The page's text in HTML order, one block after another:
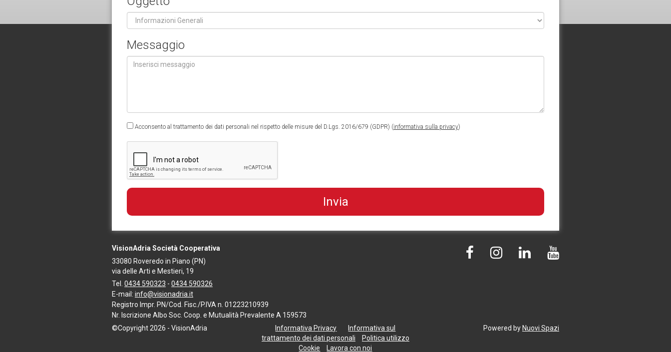
Messaggio
Acconsento al trattamento dei dati personali nel rispetto delle misure del D.Lgs. 2016/679 (GDPR) (informativa sulla privacy)
VisionAdria Società Cooperativa
33080 Roveredo in Piano (PN)
via delle Arti e Mestieri, 19
Tel. 0434 590323 - 0434 590326
E-mail: info@visionadria.it
Registro Impr. PN/Cod. Fisc./P.IVA n. 01223210939
Nr. Iscrizione Albo Soc. Coop. e Mutualità Prevalente A 159573
©Copyright 2026 - VisionAdria
Informativa Privacy
Informativa sul
trattamento dei dati personali
Politica utilizzo
Cookie
Lavora con noi
Powered by Nuovi Spazi